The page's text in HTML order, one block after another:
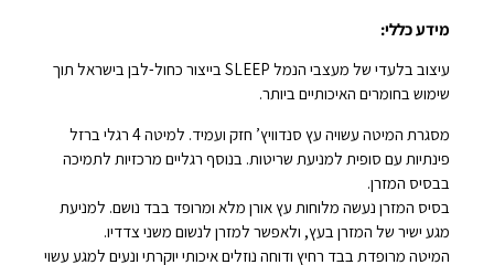
מידע כללי:
עיצוב בלעדי של מעצבי הנמל SLEEP בייצור כחול-לבן בישראל תוך
שימוש בחומרים האיכותיים ביותר.
מסגרת המיטה עשויה עץ סנדוויץ’ חזק ועמיד. למיטה 4 רגלי ברזל
פינתיות עם סופית למניעת שריטות. בנוסף רגליים מרכזיות לתמיכה
בבסיס המזרן.
בסיס המזרן נעשה מלוחות עץ אורן מלא ומרופד בבד נושם. למניעת
מגע ישיר של המזרן בעץ, ולאפשר למזרן לנשום משני צדדיו.
המיטה מרופדת בבד רחיץ ודוחה נוזלים איכותי יוקרתי ונעים למגע עשוי